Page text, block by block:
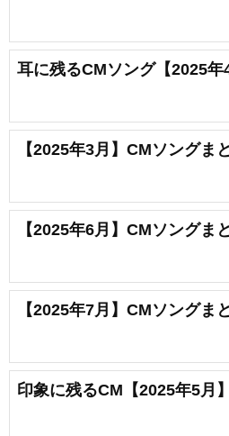
耳に残るCMソング【2025年4
【2025年3月】CMソングま
【2025年6月】CMソングま
【2025年7月】CMソングま
印象に残るCM【2025年5月】